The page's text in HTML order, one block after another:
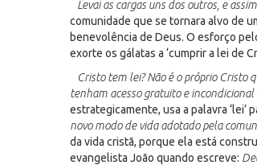
Levai as cargas uns dos outros, e
comunidade que se tornara alvo de
benevolência de Deus. O esforço
exorte os gálatas a ‘cumprir a lei de
Cristo tem lei? Não é o próprio Cristo
tenham acesso gratuito e incondicional
estrategicamente, usa a palavra
novo modo de vida adotado pela
da vida cristã, porque ela está
evangelista João quando escreve: